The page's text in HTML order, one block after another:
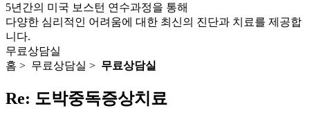
5년간의 미국 보스턴 연수과정을 통해
다양한 심리적인 어려움에 대한 최신의 진단과 치료를 제공합
니다.
무료상담실
홈 > 무료상담실 > 무료상담실
Re: 도박중독증상치료